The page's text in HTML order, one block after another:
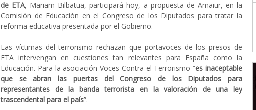
de ETA, Mariam Bilbatua, participará hoy, a propuesta de Amaiur, en la
Comisión de Educación en el Congreso de los Diputados para tratar la
reforma educativa presentada por el Gobierno.
Las víctimas del terrorismo rechazan que portavoces de los presos de
ETA intervengan en cuestiones tan relevantes para España como la
Educación. Para la asociación Voces Contra el Terrorismo “es inaceptable
que se abran las puertas del Congreso de los Diputados para
representantes de la banda terrorista en la valoración de una ley
trascendental para el país”.